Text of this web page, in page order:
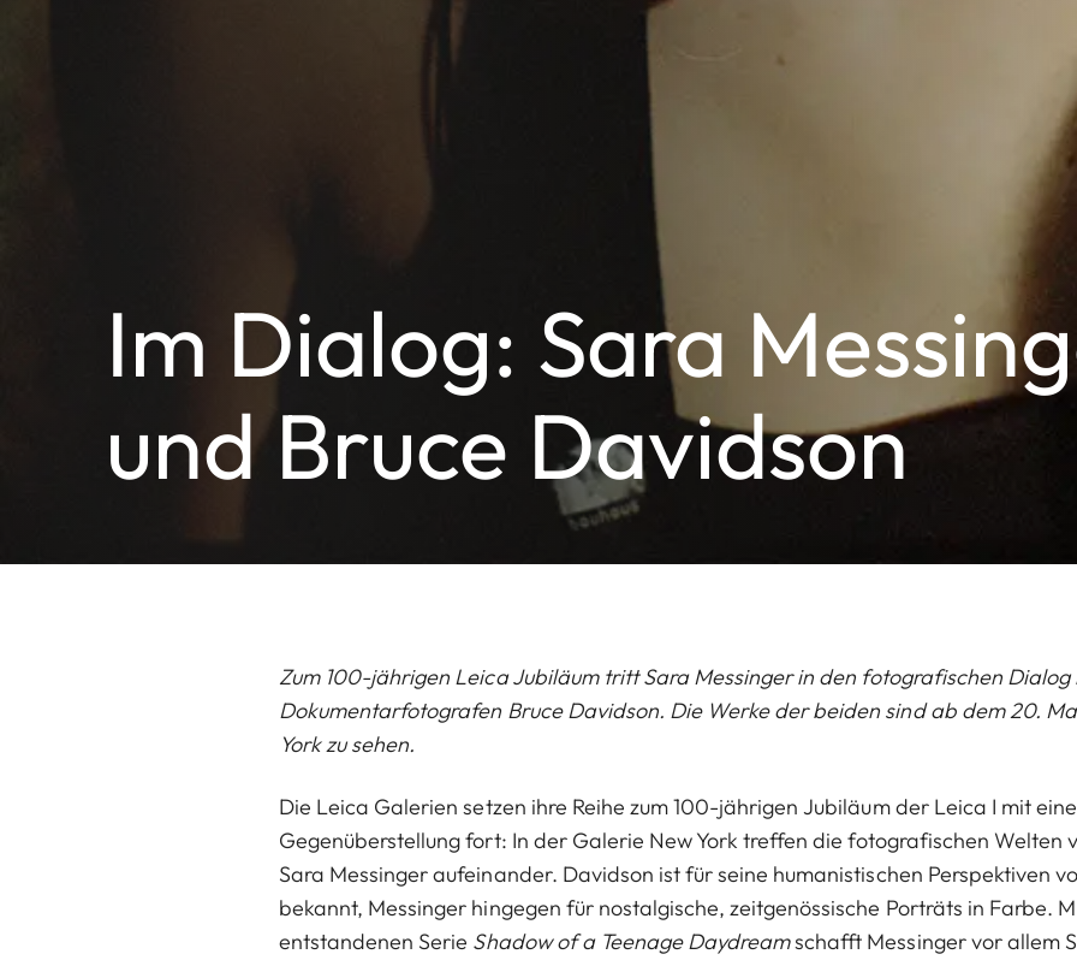
Im Dialog: Sara
und Bruce Davidson
Zum 100-jährigen Leica Jubiläum tritt Sara Messinger in den fotografischen
Dokumentarfotografen Bruce Davidson. Die Werke der beiden sind ab dem 20.
York zu sehen.
Die Leica Galerien setzen ihre Reihe zum 100-jährigen Jubiläum der Leica I mit
Gegenüberstellung fort: In der Galerie New York treffen die fotografischen Welten
Sara Messinger aufeinander. Davidson ist für seine humanistischen Perspektiven
bekannt, Messinger hingegen für nostalgische, zeitgenössische Porträts in Farbe.
entstandenen Serie Shadow of a Teenage Daydreamschafft Messinger vor allem